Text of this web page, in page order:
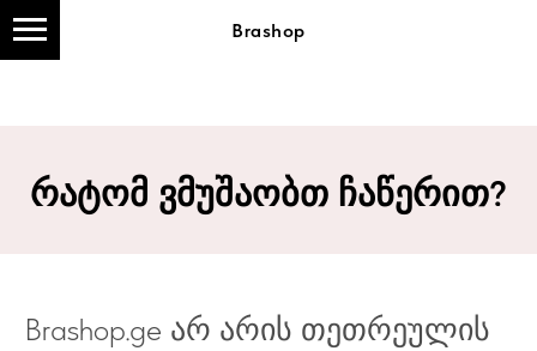
Brashop
Brashop
Brashop
Brashop
რატომ ვმუშაობთ ჩაწერით?
Brashop.ge არ არის თეთრეულის